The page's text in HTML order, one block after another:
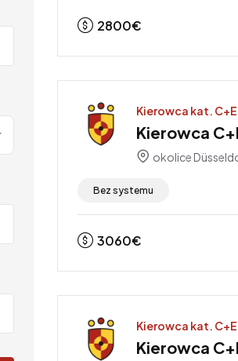
2800€
Kierowca kat. C+E
Kierowca
okolice
Bez systemu
3060€
Kierowca kat. C+E
Kierowca